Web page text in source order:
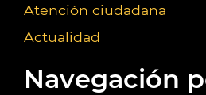
Atención ciudadana
Actualidad
Navegación